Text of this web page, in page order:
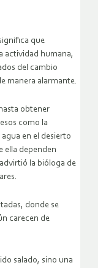
que
actividad humana,
del cambio
manera alarmante.
obtener
como la
en el desierto
ella dependen
la bióloga de
donde se
carecen de
salado, sino una